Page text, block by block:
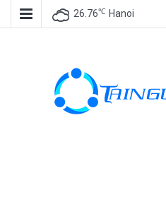
26.76℃ Hanoi